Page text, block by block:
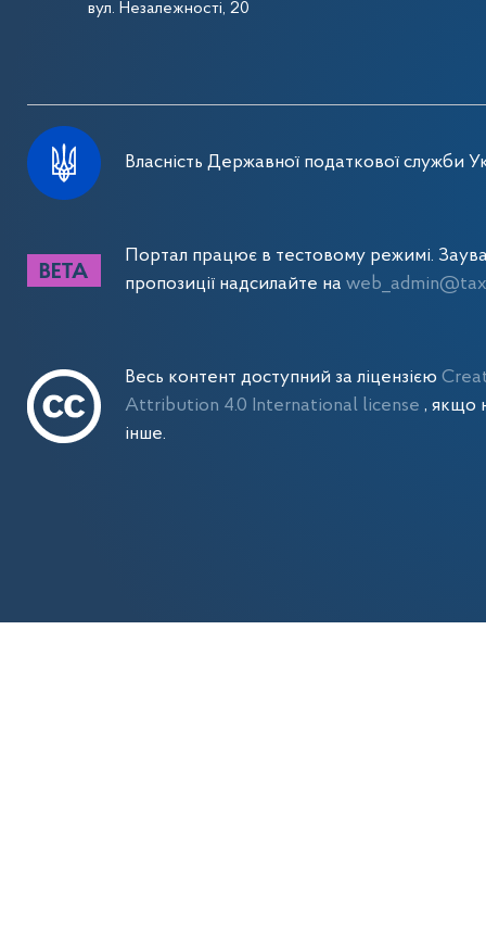
вул. Незалежності, 20
Власність Державної податкової служби
Портал працює в тестовому режимі.
пропозиції надсилайте на
Весь контент доступний за ліцензією
Attribution 4.0 International license , якщо
інше.